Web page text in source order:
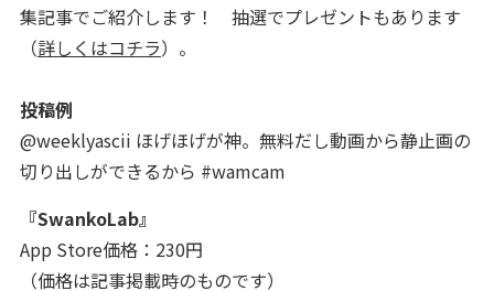
集記事でご紹介します！ 抽選でプレゼントもあります
（詳しくはコチラ）。
投稿例
@weeklyascii ほげほげが神。無料だし動画から静止画の
切り出しができるから #wamcam
『SwankoLab』
App Store価格：230円
（価格は記事掲載時のものです）